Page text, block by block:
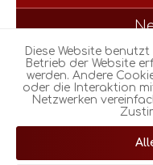
* Alle Preise inkl. gesetzl.
ggf.
Diese Website
Betrieb der Website
werden. Andere
oder die Interaktion
Netzwerken